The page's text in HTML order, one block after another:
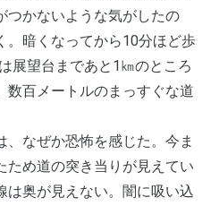
つかないような気がしたの
。暗くなってから10分ほど歩
展望台まであと1㎞のところ
数百メートルのまっすぐな道
、なぜか恐怖を感じた。今ま
ため道の突き当りが見えてい
は奥が見えない。闇に吸い込